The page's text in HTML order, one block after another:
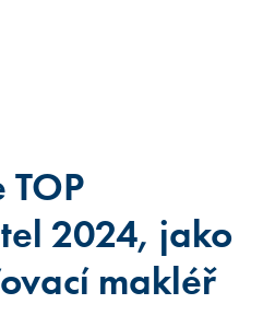
2024, jako
makléř